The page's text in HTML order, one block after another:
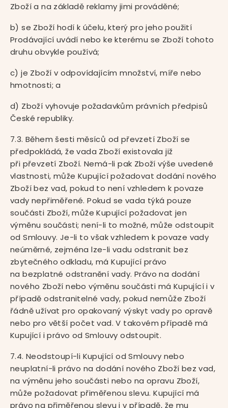
Zboží a na základě reklamy jimi prováděné;
b) se Zboží hodí k účelu, který pro jeho použití
Prodávající uvádí nebo ke kterému se Zboží tohoto
druhu obvykle používá;
c) je Zboží v odpovídajícím množství, míře nebo
hmotnosti; a
d) Zboží vyhovuje požadavkům právních předpisů
České republiky.
7.3. Během šesti měsíců od převzetí Zboží se
předpokládá, že vada Zboží existovala již
při převzetí Zboží. Nemá-li pak Zboží výše uvedené
vlastnosti, může Kupující požadovat dodání nového
Zboží bez vad, pokud to není vzhledem k povaze
vady nepřiměřené. Pokud se vada týká pouze
součásti Zboží, může Kupující požadovat jen
výměnu součásti; není-li to možné, může odstoupit
od Smlouvy. Je-li to však vzhledem k povaze vady
neúměrné, zejména lze-li vadu odstranit bez
zbytečného odkladu, má Kupující právo
na bezplatné odstranění vady. Právo na dodání
nového Zboží nebo výměnu součásti má Kupující i v
případě odstranitelné vady, pokud nemůže Zboží
řádně užívat pro opakovaný výskyt vady po opravě
nebo pro větší počet vad. V takovém případě má
Kupující i právo od Smlouvy odstoupit.
7.4. Neodstoupí-li Kupující od Smlouvy nebo
neuplatní-li právo na dodání nového Zboží bez vad,
na výměnu jeho součásti nebo na opravu Zboží,
může požadovat přiměřenou slevu. Kupující má
právo na přiměřenou slevu i v případě, že mu